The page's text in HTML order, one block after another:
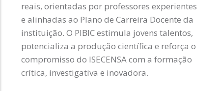
reais, orientadas por professores experientes
e alinhadas ao Plano de Carreira Docente da
instituição. O PIBIC estimula jovens talentos,
potencializa a produção científica e reforça o
compromisso do ISECENSA com a formação
crítica, investigativa e inovadora.